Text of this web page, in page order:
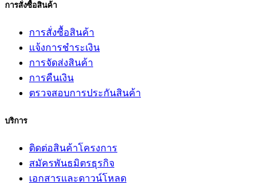
การสั่งซื้อสินค้า
การสั่งซื้อสินค้า
แจ้งการชำระเงิน
การจัดส่งสินค้า
การคืนเงิน
ตรวจสอบการประกันสินค้า
บริการ
ติดต่อสินค้าโครงการ
สมัครพันธมิตรธุรกิจ
เอกสารและดาวน์โหลด